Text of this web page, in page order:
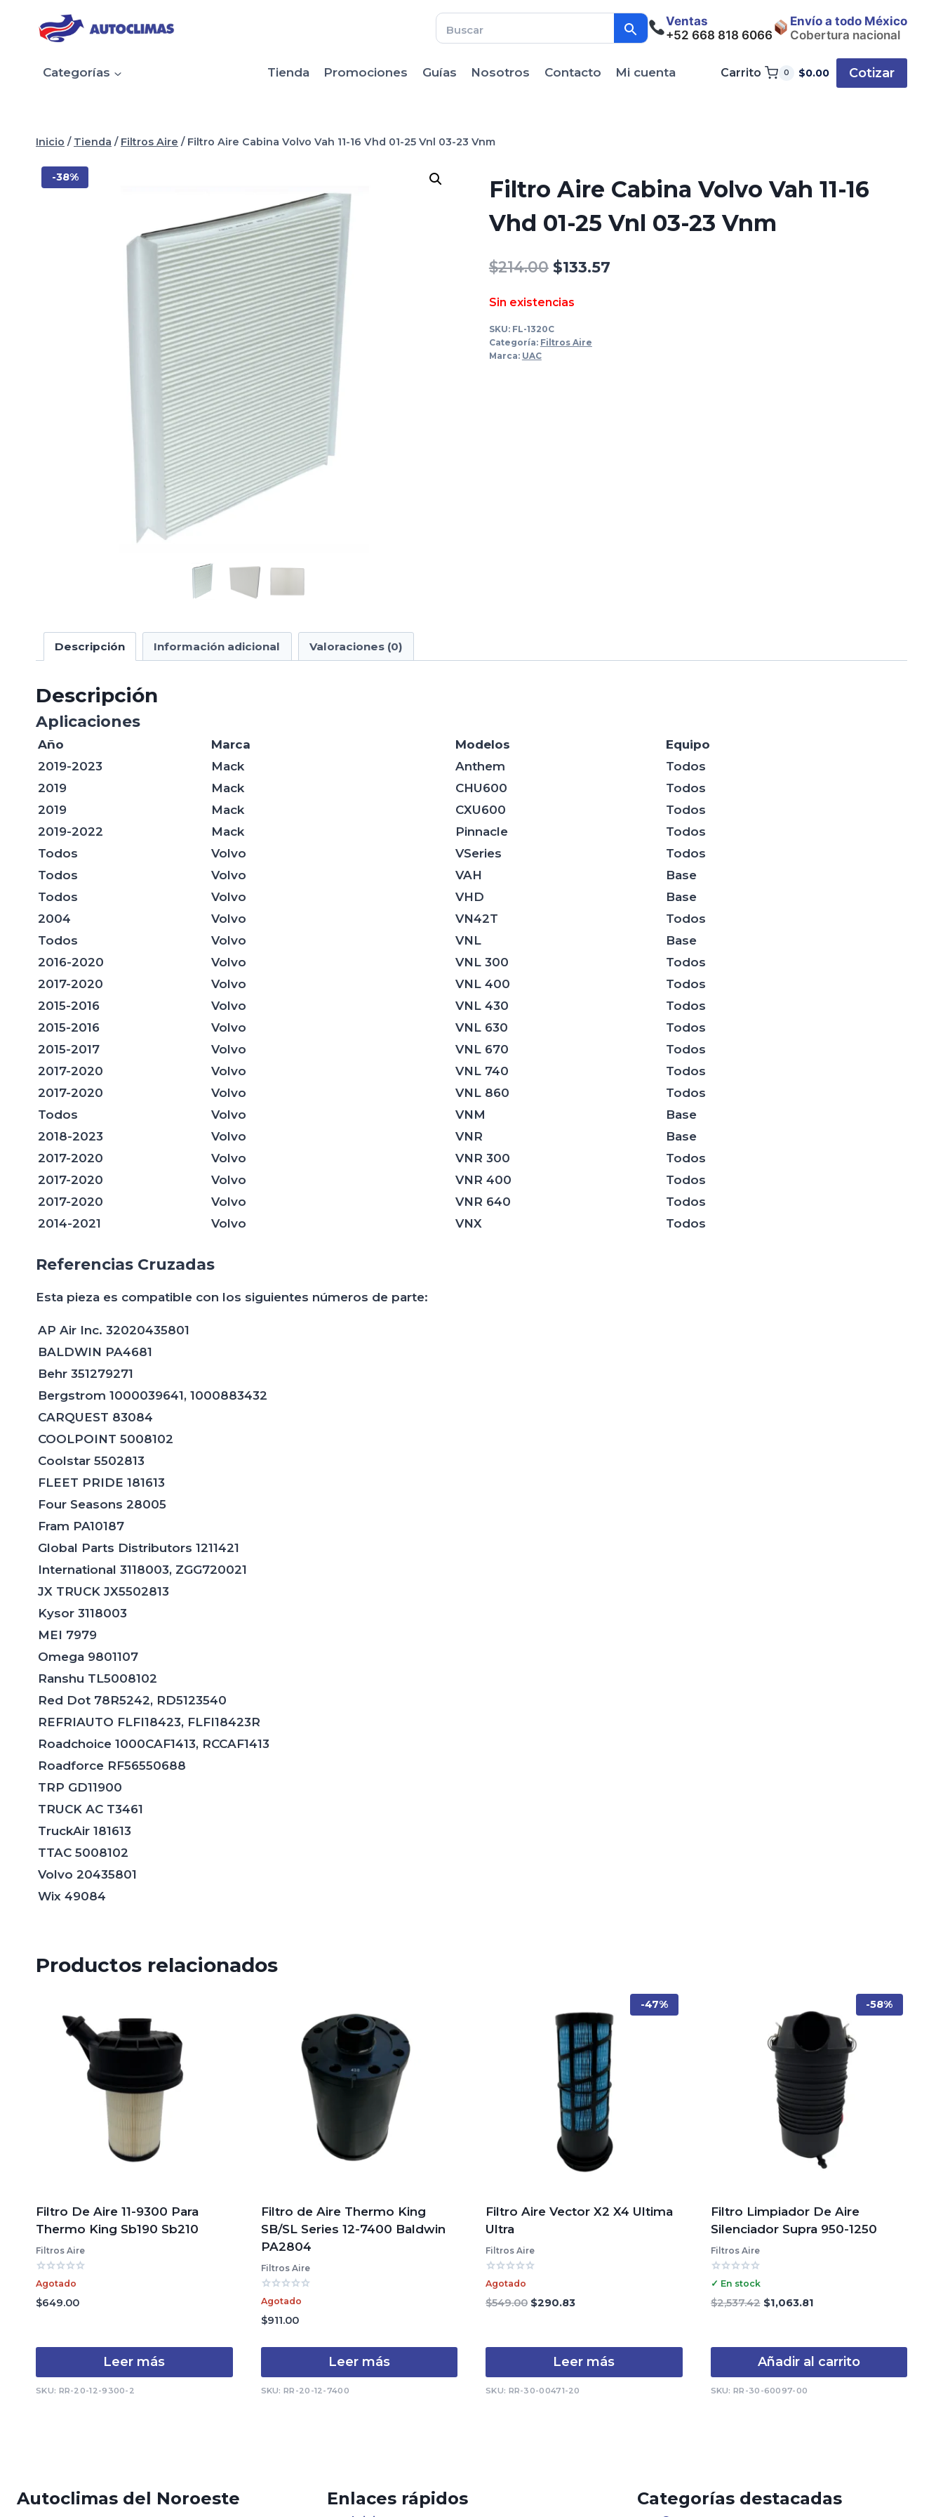
contenido
Ventas
+52 668 818 6066
Envío a todo México
Cobertura nacional
Categorías Tienda Promociones Guías Nosotros Contacto Mi cuenta Carrito 0 $0.00 Cotizar
Inicio / Tienda / Filtros Aire / Filtro Aire Cabina Volvo Vah 11-16 Vhd 01-25 Vnl 03-23 Vnm
-38%
Filtro Aire Cabina Volvo Vah 11-16
Vhd 01-25 Vnl 03-23 Vnm
$214.00 El
era:
$133.57El
Sin existencias
SKU: FL-1320C
Categoría: Filtros Aire
Marca: UAC
Descripción Información adicional Valoraciones (0)
Descripción
Aplicaciones
Año Marca Modelos
Equipo
2019-2023
Mack Anthem
Todos
2019
Mack CHU600
Todos
2019
Mack CXU600
Todos
2019-2022
Mack Pinnacle
Todos
Todos
Volvo VSeries
Todos
Todos
Volvo VAH
Base
Todos
Volvo VHD
Base
2004
Volvo VN42T
Todos
Todos
Volvo VNL
Base
2016-2020
Volvo VNL 300
Todos
2017-2020
Volvo VNL 400
Todos
2015-2016
Volvo VNL 430
Todos
2015-2016
Volvo VNL 630
Todos
2015-2017
Volvo VNL 670
Todos
2017-2020
Volvo VNL 740
Todos
2017-2020
Volvo VNL 860
Todos
Todos
Volvo VNM
Base
2018-2023
Volvo VNR
Base
2017-2020
Volvo VNR 300
Todos
2017-2020
Volvo VNR 400
Todos
2017-2020
Volvo VNR 640
Todos
2014-2021
Volvo VNX Todos
Referencias Cruzadas
Esta pieza es compatible con los siguientes números de parte:
AP Air Inc. 32020435801
BALDWIN PA4681
Behr 351279271
Bergstrom 1000039641, 1000883432
CARQUEST 83084
COOLPOINT 5008102
Coolstar 5502813
FLEET PRIDE 181613
Four Seasons 28005
Fram PA10187
Global Parts Distributors 1211421
International 3118003, ZGG720021
JX TRUCK JX5502813
Kysor 3118003
MEI 7979
Omega 9801107
Ranshu TL5008102
Red Dot 78R5242, RD5123540
REFRIAUTO FLFI18423, FLFI18423R
Roadchoice 1000CAF1413, RCCAF1413
Roadforce RF56550688
TRP GD11900
TRUCK AC T3461
TruckAir 181613
TTAC 5008102
Volvo 20435801
Wix 49084
Productos relacionados
Filtro De Aire 11-9300 Para
Thermo King Sb190 Sb210
Filtros Aire
Valorado
con
0
de
Agotado
$649.00
Leer más
SKU: RR-20-12-9300-2
Filtro de Aire Thermo King
SB/SL Series 12-7400 Baldwin
PA2804
Filtros Aire
Valorado
con
0
de
Agotado
$911.00
Leer más
SKU: RR-20-12-7400
-47%
Filtro Aire Vector X2 X4 Ultima
Ultra
Filtros Aire
Valorado
con
0
de
Agotado
$549.00 El
era:
$549.00.
$290.83El
es:
$290.83.
Leer más
SKU: RR-30-00471-20
-58%
Filtro Limpiador De Aire
Silenciador Supra 950-1250
Filtros Aire
Valorado
0
de
✓ En stock
$2,537.42 El
era:
$2,537.42.
$1,063.81El
es:
$1,063.81.
Añadir al carrito
SKU: RR-30-60097-00
Autoclimas del Noroeste Enlaces rápidos Categorías destacadas